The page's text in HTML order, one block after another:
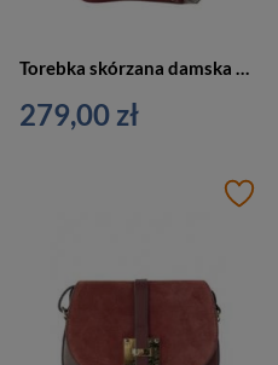
Torebka skórzana damska Vera Pelle MVN14R klasyczna shopper A4 bordowa
279,00 zł